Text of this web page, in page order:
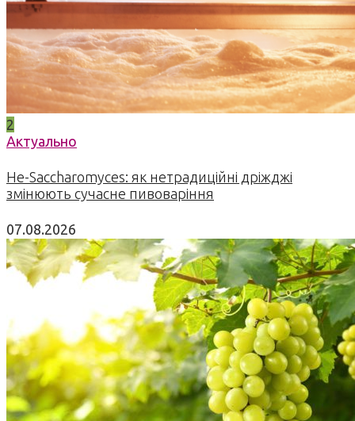
2
Актуально
Не-Saccharomyces: як нетрадиційні дріжджі
змінюють сучасне пивоваріння
07.08.2026